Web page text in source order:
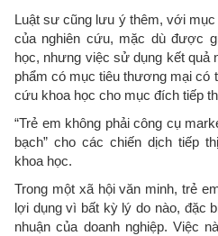
Luật sư cũng lưu ý thêm, với
của nghiên cứu, mặc dù được
học, nhưng việc sử dụng kết quả
phẩm có mục tiêu thương mại có
cứu khoa học cho mục đích tiếp
“Trẻ em không phải công cụ
bạch” cho các chiến dịch tiếp
khoa học.
Trong một xã hội văn minh, trẻ
lợi dụng vì bất kỳ lý do nào, đặc
nhuận của doanh nghiệp. Việc